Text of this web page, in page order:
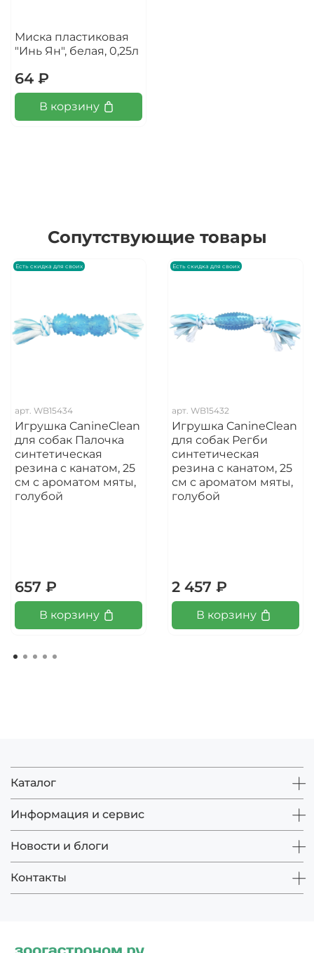
Миска пластиковая
"Инь Ян", белая, 0,25л
64 ₽
В корзину
Сопутствующие товары
Есть скидка для своих
арт. WB15434
Игрушка CanineClean
для собак Палочка
синтетическая
резина с канатом, 25
см с ароматом мяты,
голубой
657 ₽
В корзину
Есть скидка для своих
арт. WB15432
Игрушка CanineClean
для собак Регби
синтетическая
резина с канатом, 25
см с ароматом мяты,
голубой
2 457 ₽
В корзину
Каталог
Информация и сервис
Новости и блоги
Контакты